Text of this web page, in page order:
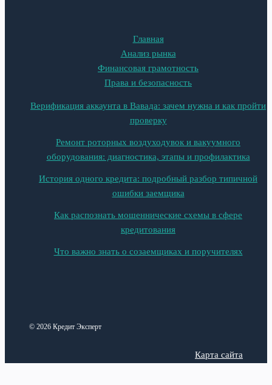
Главная
Анализ рынка
Финансовая грамотность
Права и безопасность
Верификация аккаунта в Вавада: зачем нужна и как пройти
проверку
Ремонт роторных воздуходувок и вакуумного
оборудования: диагностика, этапы и профилактика
История одного кредита: подробный разбор типичной
ошибки заемщика
Как распознать мошеннические схемы в сфере
кредитования
Что важно знать о созаемщиках и поручителях
© 2026 Кредит Эксперт
Карта сайта